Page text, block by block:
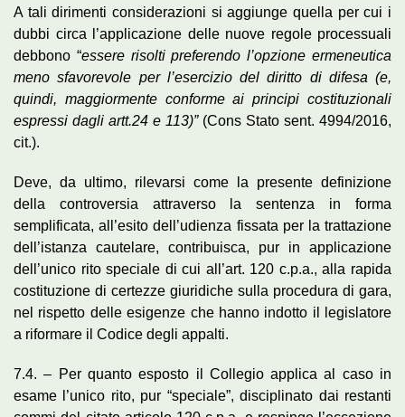
A tali dirimenti considerazioni si aggiunge quella per cui i
dubbi circa l’applicazione delle nuove regole processuali
debbono “essere risolti preferendo l’opzione ermeneutica
meno sfavorevole per l’esercizio del diritto di difesa (e,
quindi, maggiormente conforme ai principi costituzionali
espressi dagli artt.24 e 113)”(Cons Stato sent. 4994/2016,
cit.).
Deve, da ultimo, rilevarsi come la presente definizione
della controversia attraverso la sentenza in forma
semplificata, all’esito dell’udienza fissata per la trattazione
dell’istanza cautelare, contribuisca, pur in applicazione
dell’unico rito speciale di cui all’art. 120 c.p.a., alla rapida
costituzione di certezze giuridiche sulla procedura di gara,
nel rispetto delle esigenze che hanno indotto il legislatore
a riformare il Codice degli appalti.
7.4. – Per quanto esposto il Collegio applica al caso in
esame l’unico rito, pur “speciale”, disciplinato dai restanti